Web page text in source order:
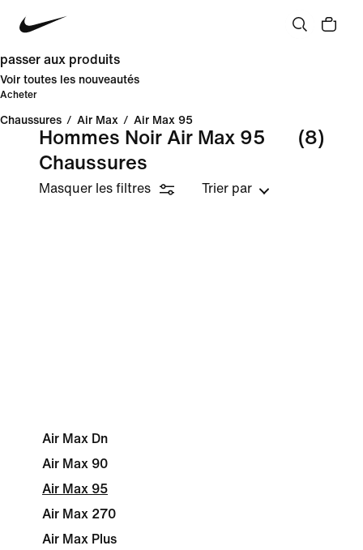
passer aux produits
Voir toutes les nouveautés
Acheter
Chaussures / Air Max / Air Max 95
Hommes Noir Air Max 95
Chaussures
(8)
Masquer les filtres Trier par
Air Max Dn
Air Max 90
Air Max 95
Air Max 270
Air Max Plus